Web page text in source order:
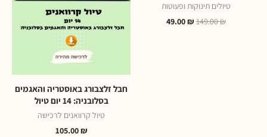
טיולים תינוקות ופעוטות
149.00₪
49.00₪
חבל זלצבורג באוסטריה והאגמים
בסלובניה: 14 יום טיול
טיול קרוואנים לרכישה
105.00₪